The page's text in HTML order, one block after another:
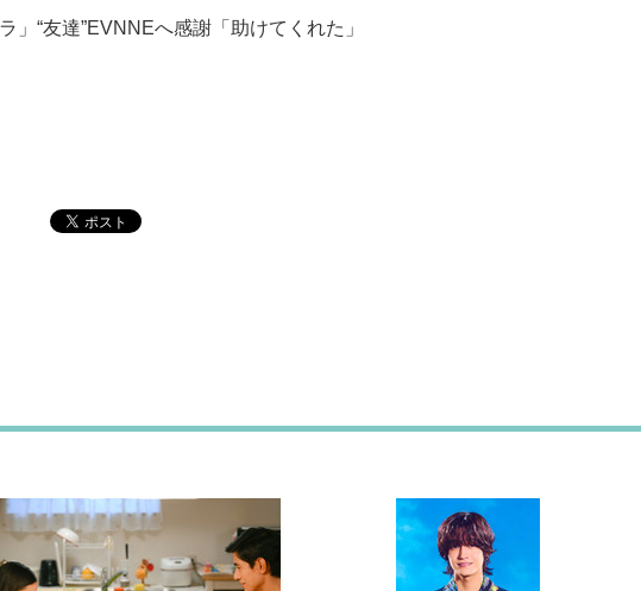
“友達”EVNNEへ感謝「助けてくれた」